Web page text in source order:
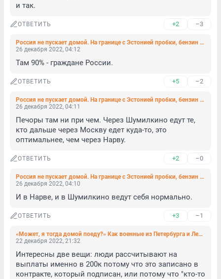
и так.
ОТВЕТИТЬ +2 –3
Россия не пускает домой. На границе с Эстонией пробки, бензин заканчивается, детей греют в КПП
26 декабря 2022, 04:12
Там 90% - граждане России.
ОТВЕТИТЬ +5 –2
Россия не пускает домой. На границе с Эстонией пробки, бензин заканчивается, детей греют в КПП
26 декабря 2022, 04:11
Печоры там ни при чем. Через Шумилкино едут те,
кто дальше через Москву едет куда-то, это
оптимальнее, чем через Нарву.
ОТВЕТИТЬ +2 –0
Россия не пускает домой. На границе с Эстонией пробки, бензин заканчивается, детей греют в КПП
26 декабря 2022, 04:10
И в Нарве, и в Шумилкино ведут себя нормально.
ОТВЕТИТЬ +3 –1
«Может, я тогда домой поеду?» Как военные из Петербурга и Ленобласти добиваются положенных выплат
22 декабря 2022, 21:32
Интересны две вещи: люди рассчитывают на
выплаты именно в 200к потому что это записано в
контракте, который подписан, или потому что "кто-то